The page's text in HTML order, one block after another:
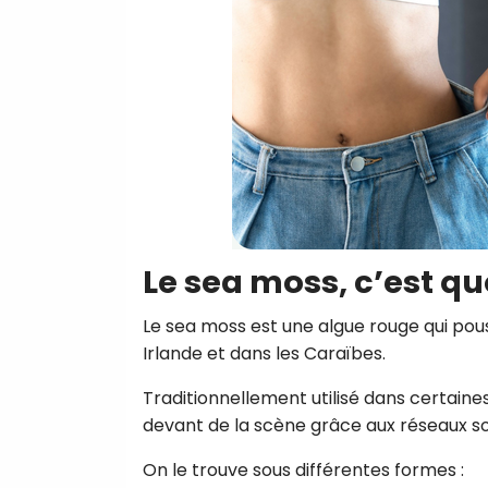
Le sea moss, c’est
Le sea moss est une algue rouge qui
Irlande et dans les Caraïbes.
Traditionnellement utilisé dans
devant de la scène grâce aux réseaux
On le trouve sous différentes formes :